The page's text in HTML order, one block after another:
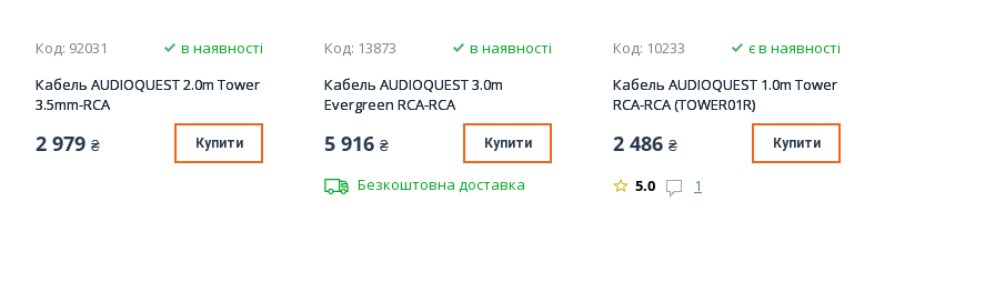
Код: 92031
в наявності
Кабель AUDIOQUEST 2.0m Tower
3.5mm-RCA
2 979 ₴ Купити
Код: 13873
в наявності
Кабель AUDIOQUEST 3.0m
Evergreen RCA-RCA
5 916 ₴ Купити
Безкоштовна доставка
Код: 10233
є в наявності
Кабель AUDIOQUEST 1.0m Tower
RCA-RCA (TOWER01R)
2 486 ₴ Купити
5.0 1